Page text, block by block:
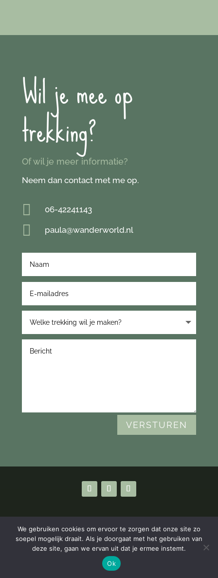
Wil je mee op
trekking?
Of wil je meer informatie?
Neem dan contact met me op.
 06-42241143
 paula@wanderworld.nl
VERSTUREN
Algemene Voorwaarden
We gebruiken cookies om ervoor te zorgen dat onze site zo
soepel mogelijk draait. Als je doorgaat met het gebruiken van
deze site, gaan we ervan uit dat je ermee instemt.
Ok